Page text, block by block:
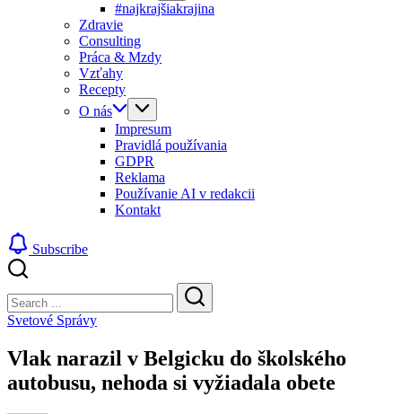
#najkrajšiakrajina
Zdravie
Consulting
Práca & Mzdy
Vzťahy
Recepty
O nás
Impresum
Pravidlá používania
GDPR
Reklama
Používanie AI v redakcii
Kontakt
Subscribe
Search
Search
Svetové Správy
Vlak narazil v Belgicku do školského
autobusu, nehoda si vyžiadala obete